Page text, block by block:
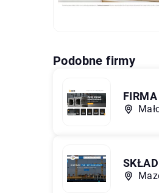
Podobne firmy